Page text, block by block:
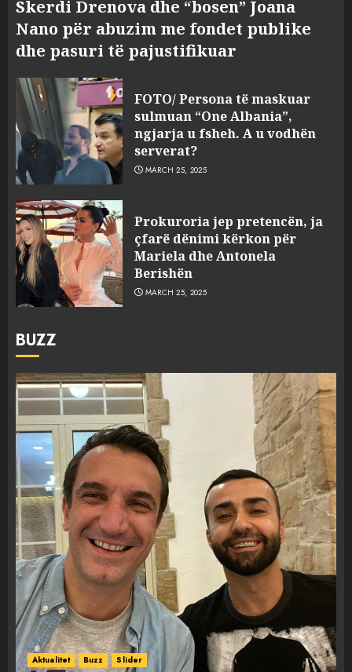
Skerdi Drenova dhe “bosen” Joana
Nano për abuzim me fondet publike
dhe pasuri të pajustifikuar
FOTO/ Persona të maskuar
sulmuan “One Albania”,
ngjarja u fsheh. A u vodhën
serverat?
MARCH 25, 2025
Prokuroria jep pretencën, ja
çfarë dënimi kërkon për
Mariela dhe Antonela
Berishën
MARCH 25, 2025
BUZZ
Aktualitet Buzz Slider